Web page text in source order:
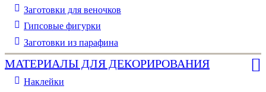
Заготовки для веночков
Гипсовые фигурки
Заготовки из парафина
МАТЕРИАЛЫ ДЛЯ ДЕКОРИРОВАНИЯ
Наклейки